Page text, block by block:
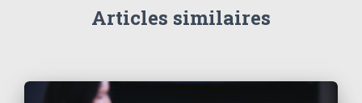
Articles similaires